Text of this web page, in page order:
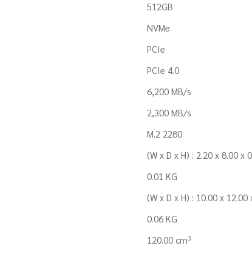
512GB
NVMe
PCIe
PCIe 4.0
6,200 MB/s
2,300 MB/s
M.2 2280
(W x D x H) : 2.20 x 8.00 x
0.01 KG
(W x D x H) : 10.00 x 12.00
0.06 KG
120.00 cm3